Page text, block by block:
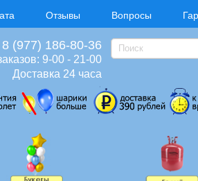
Отзывы Вопросы
8 (977) 186-80-36
9-00 - 21-00
Доставка 24 часа